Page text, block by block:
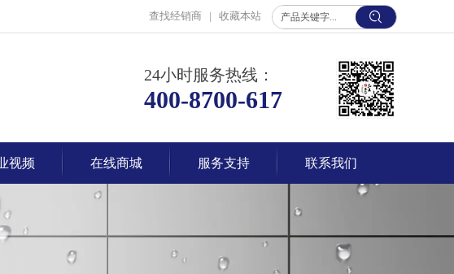
24小时服务热线：
400-8700-617
查找经销商 | 收藏本站
视频 在线商城 服务支持 联系我们